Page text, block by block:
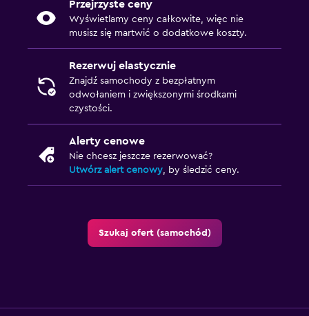
Przejrzyste ceny
Wyświetlamy ceny całkowite, więc nie
musisz się martwić o dodatkowe koszty.
Rezerwuj elastycznie
Znajdź samochody z bezpłatnym
odwołaniem i zwiększonymi środkami
czystości.
Alerty cenowe
Nie chcesz jeszcze rezerwować?
Utwórz alert cenowy, by śledzić ceny.
Szukaj ofert (samochód)